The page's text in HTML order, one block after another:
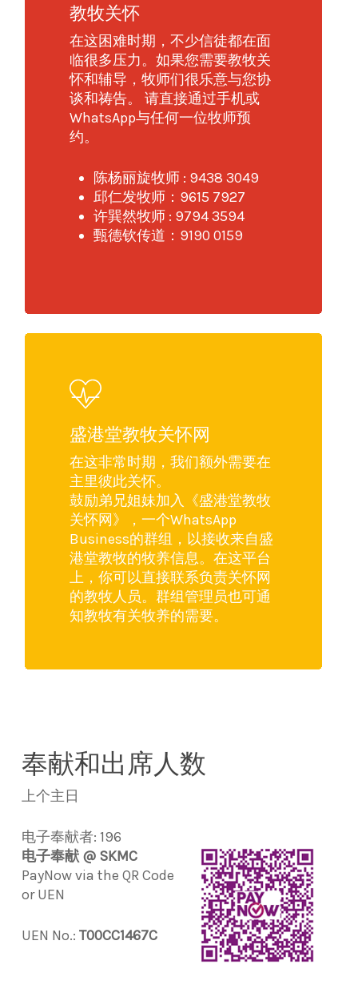
教牧关怀
在这困难时期，不少信徒都在面
临很多压力。如果您需要教牧关
怀和辅导，牧师们很乐意与您协
谈和祷告。 请直接通过手机或
WhatsApp与任何一位牧师预
约。
陈杨丽旋牧师 : 9438 3049
邱仁发牧师：9615 7927
许巽然牧师 : 9794 3594
甄德钦传道：9190 0159
盛港堂教牧关怀网
在这非常时期，我们额外需要在
主里彼此关怀。
鼓励弟兄姐妹加入《盛港堂教牧
关怀网》，一个WhatsApp
Business的群组，以接收来自盛
港堂教牧的牧养信息。在这平台
上，你可以直接联系负责关怀网
的教牧人员。群组管理员也可通
知教牧有关牧养的需要。
奉献和出席人数
上个主日
电子奉献者: 196
电子奉献 @ SKMC
PayNow via the QR Code
or UEN
UEN No.: T00CC1467C